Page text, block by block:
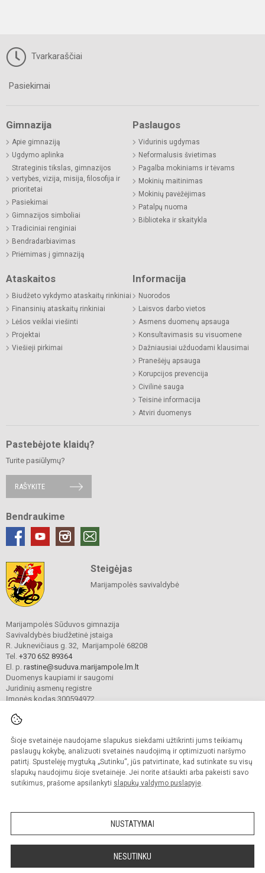
Šioje svetainėje naudojame slapukus siekdami užtikrinti jums teikiamų
paslaugų kokybę, analizuoti svetainės naudojimą ir optimizuoti naršymo
patirtį. Spustelėję mygtuką „Sutinku“, jūs patvirtinate, kad sutinkate su visų
slapukų naudojimu šioje svetainėje. Jei norite atšaukti arba pakeisti savo
sutikimus, prašome apsilankyti slapukų valdymo puslapyje.
NUSTATYMAI
NESUTINKU
Tvarkaraščiai
Pasiekimai
Gimnazija
Apie gimnaziją
Ugdymo aplinka
Strateginis tikslas, gimnazijos
vertybės, vizija, misija, filosofija ir
prioritetai
Pasiekimai
Gimnazijos simboliai
Tradiciniai renginiai
Bendradarbiavimas
Priėmimas į gimnaziją
Paslaugos
Vidurinis ugdymas
Neformalusis švietimas
Pagalba mokiniams ir tėvams
Mokinių maitinimas
Mokinių pavėžėjimas
Patalpų nuoma
Biblioteka ir skaitykla
Ataskaitos
Biudžeto vykdymo ataskaitų rinkiniai
Finansinių ataskaitų rinkiniai
Lėšos veiklai viešinti
Projektai
Viešieji pirkimai
Informacija
Nuorodos
Laisvos darbo vietos
Asmens duomenų apsauga
Konsultavimasis su visuomene
Dažniausiai užduodami klausimai
Pranešėjų apsauga
Korupcijos prevencija
Civilinė sauga
Teisinė informacija
Atviri duomenys
Pastebėjote klaidų?
Turite pasiūlymų?
RAŠYKITE
Bendraukime
Steigėjas
Marijampolės savivaldybė
Marijampolės Sūduvos gimnazija
Savivaldybės biudžetinė įstaiga
R. Juknevičiaus g. 32, Marijampolė 68208
Tel. +370 652 89364
El. p. rastine@suduva.marijampole.lm.lt
Duomenys kaupiami ir saugomi
Juridinių asmenų registre
Įmonės kodas 300594972
© 2024. Marijampolės Sūduvos gimnazija. Visos teisės saugomos.
Kopijuoti turinį be raštiško įstaigos administracijos sutikimo griežtai draudžiama.
Prieinamumo paraiška Slapukų valdymas
Sumanus būdas atnaujinti